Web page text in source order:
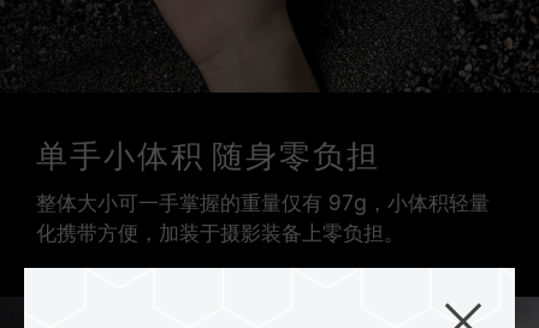
单手小体积 随身零负担
整体大小可一手掌握的重量仅有 97g，小体积轻量
化携带方便，加装于摄影装备上零负担。